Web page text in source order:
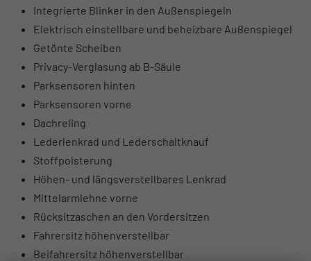
Integrierte Blinker in den Außenspiegeln
Elektrisch einstellbare und beheizbare Außenspiegel
Getönte Scheiben
Privacy-Verglasung ab B-Säule
Parksensoren hinten
Parksensoren vorne
Dachreling
Lederlenkrad und Lederschaltknauf
Stoffpolsterung
Höhen- und längsverstellbares Lenkrad
Mittelarmlehne vorne
Rücksitzaschen an den Vordersitzen
Fahrersitz höhenverstellbar
Beifahrersitz höhenverstellbar